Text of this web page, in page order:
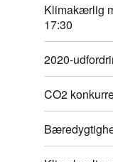
Klimakærlig
17:30
2020-
CO2